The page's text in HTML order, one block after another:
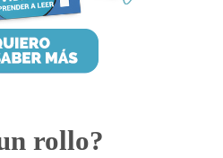
rollo?